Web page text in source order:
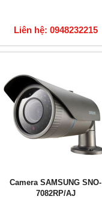
Liên hệ: 0948232215
Camera SAMSUNG SNO-
7082RP/AJ